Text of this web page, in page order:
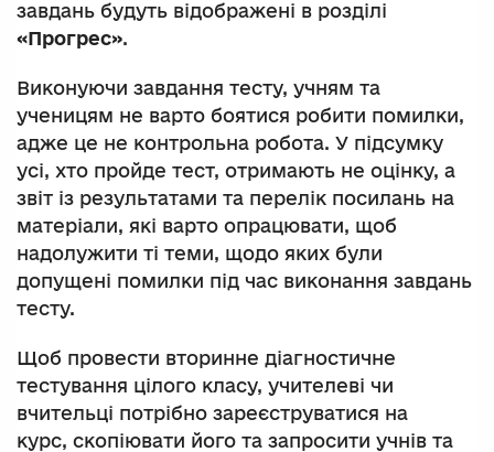
завдань будуть відображені в розділі
«Прогрес».
Виконуючи завдання тесту, учням та
ученицям не варто боятися робити помилки,
адже це не контрольна робота. У підсумку
усі, хто пройде тест, отримають не оцінку, а
звіт із результатами та перелік посилань на
матеріали, які варто опрацювати, щоб
надолужити ті теми, щодо яких були
допущені помилки під час виконання завдань
тесту.
Щоб провести вторинне діагностичне
тестування цілого класу, учителеві чи
вчительці потрібно зареєструватися на
курс, скопіювати його та запросити учнів та